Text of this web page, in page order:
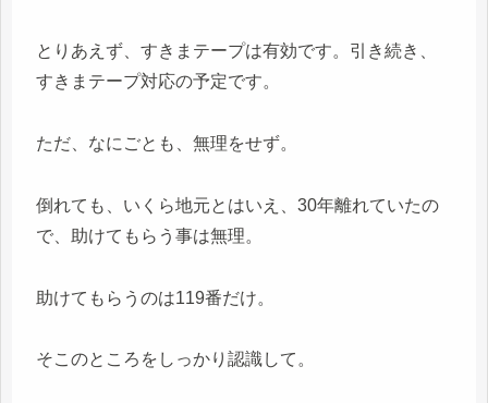
とりあえず、すきまテープは有効です。引き続き、
すきまテープ対応の予定です。
ただ、なにごとも、無理をせず。
倒れても、いくら地元とはいえ、30年離れていたの
で、助けてもらう事は無理。
助けてもらうのは119番だけ。
そこのところをしっかり認識して。